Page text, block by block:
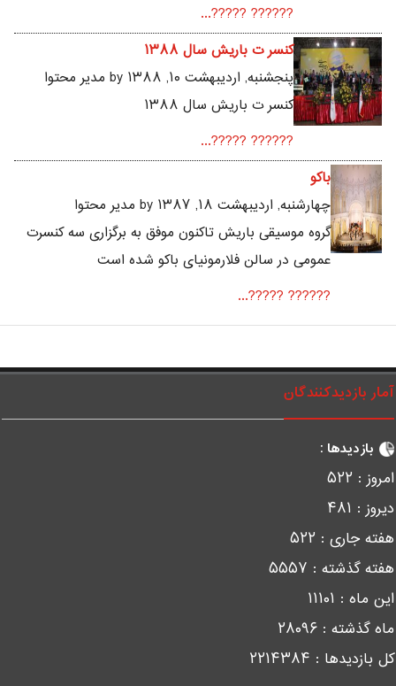
?????? ?????...
کنسر ت باریش سال ۱۳۸۸
پنجشنبه, ارديبهشت ۱۰, ۱۳۸۸ by مدیر محتوا
کنسر ت باریش سال ۱۳۸۸
?????? ?????...
باکو
چهارشنبه, ارديبهشت ۱۸, ۱۳۸۷ by مدیر محتوا
گروه موسیقی باریش تاکنون موفق به برگزاری سه کنسرت
عمومی در سالن فلارمونیای باکو شده است
?????? ?????...
بازدیدکنندگان
بازدیدها :
: ۵۲۲
: ۴۸۱
جاری : ۵۲۲
گذشته : ۵۵۵۷
ماه :
۱۱۱۰۱
گذشته : ۲۸۰۹۶
بازدیدها :
۲۲۱۴۳۸۴